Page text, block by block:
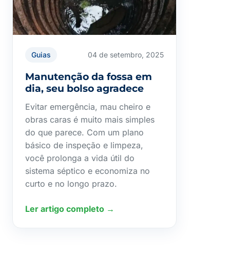
Guias 04 de setembro, 2025
Manutenção da fossa em
dia, seu bolso agradece
Evitar emergência, mau cheiro e
obras caras é muito mais simples
do que parece. Com um plano
básico de inspeção e limpeza,
você prolonga a vida útil do
sistema séptico e economiza no
curto e no longo prazo.
Ler artigo completo →